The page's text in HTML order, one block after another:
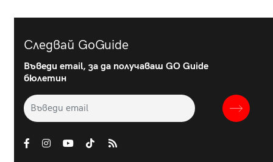
Следвай GoGuide
Въведи email, за да получаваш GO Guide
бюлетин